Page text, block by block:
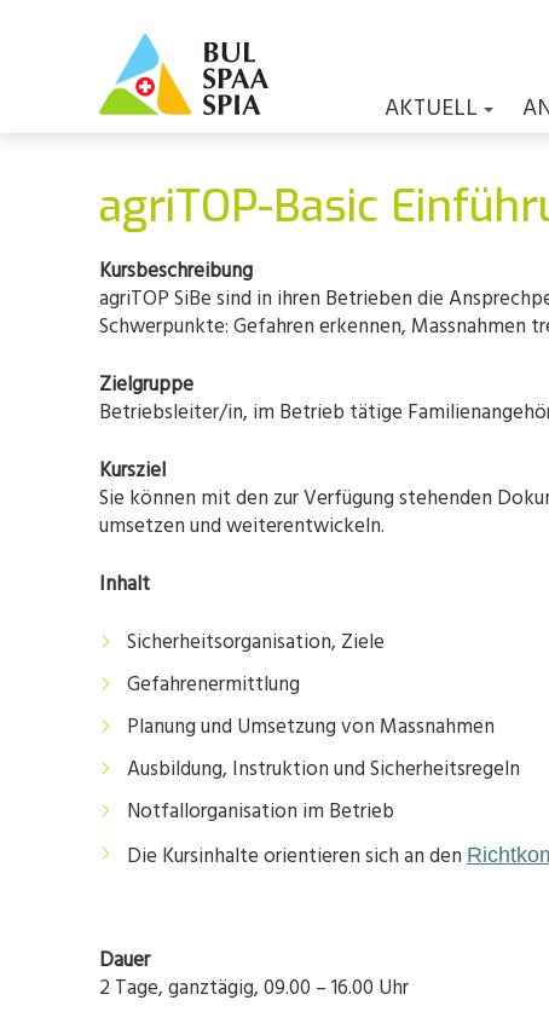
AKTUELL
agriTOP-Basic
Kursbeschreibung
agriTOP SiBe sind in ihren Betrieben die
Schwerpunkte: Gefahren erkennen, Massnahmen
Zielgruppe
Betriebsleiter/in, im Betrieb tätige
Kursziel
Sie können mit den zur Verfügung stehenden
umsetzen und weiterentwickeln.
Inhalt
Sicherheitsorganisation, Ziele
Gefahrenermittlung
Planung und Umsetzung von Massnahmen
Ausbildung, Instruktion und Sicherheitsregeln
Notfallorganisation im Betrieb
Die Kursinhalte orientieren sich an den
Dauer
2 Tage, ganztägig, 09.00 – 16.00 Uhr